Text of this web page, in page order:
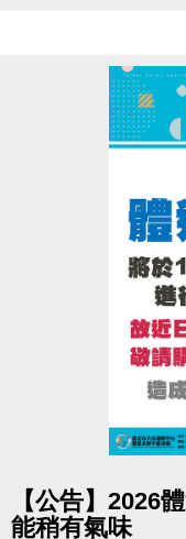
【公告】2026
能稍有氣味